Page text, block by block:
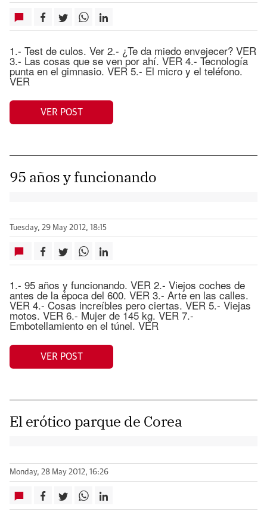
1.- Test de culos. Ver 2.- ¿Te da miedo envejecer? VER
3.- Las cosas que se ven por ahí. VER 4.- Tecnología
punta en el gimnasio. VER 5.- El micro y el teléfono.
VER
VER POST
95 años y funcionando
Tuesday, 29 May 2012, 18:15
1.- 95 años y funcionando. VER 2.- Viejos coches de
antes de la época del 600. VER 3.- Arte en las calles.
VER 4.- Cosas increíbles pero ciertas. VER 5.- Viejas
motos. VER 6.- Mujer de 145 kg. VER 7.-
Embotellamiento en el túnel. VER
VER POST
El erótico parque de Corea
Monday, 28 May 2012, 16:26